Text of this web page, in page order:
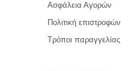
Ασφάλεια Αγορών
Πολιτική επιστροφών
Τρόποι παραγγελίας